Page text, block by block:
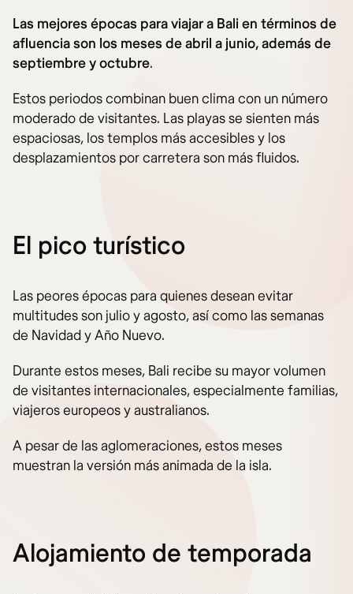
Las mejores épocas para viajar a Bali en términos de
afluencia son los meses de abril a junio, además de
septiembre y octubre.
Estos periodos combinan buen clima con un número
moderado de visitantes. Las playas se sienten más
espaciosas, los templos más accesibles y los
desplazamientos por carretera son más fluidos.
El pico turístico
Las peores épocas para quienes desean evitar
multitudes son julio y agosto, así como las semanas
de Navidad y Año Nuevo.
Durante estos meses, Bali recibe su mayor volumen
de visitantes internacionales, especialmente familias,
viajeros europeos y australianos.
A pesar de las aglomeraciones, estos meses
muestran la versión más animada de la isla.
Alojamiento de temporada